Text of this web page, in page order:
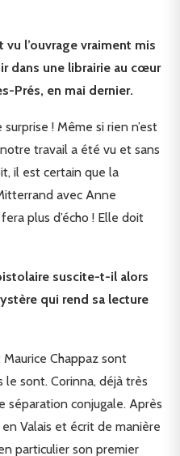
vu l’ouvrage vraiment mis
dans une librairie au cœur
Prés, en mai dernier.
! Même si rien n’est
travail a été vu et sans
il est certain que la
avec Anne
plus d’écho ! Elle doit
suscite-t-il alors
qui rend sa lecture
Chappaz sont
le sont. Corinna, déjà très
séparation conjugale. Après
Valais et écrit de manière
particulier son premier